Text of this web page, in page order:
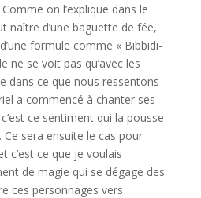
on l’explique dans le
naître d’une baguette de fée,
formule comme « Bibbidi-
ne se voit pas qu’avec les
dans ce que nous ressentons
a commencé à chanter ses
ce sentiment qui la pousse
sera ensuite le cas pour
c’est ce que je voulais
de magie qui se dégage des
ces personnages vers